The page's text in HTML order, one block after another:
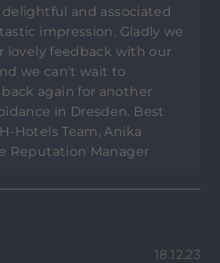
and associated
impression. Gladly we
lovely feedback with our
we can't wait to
again for another
in Dresden. Best
Hotels Team, Anika
Reputation Manager
18.12.23